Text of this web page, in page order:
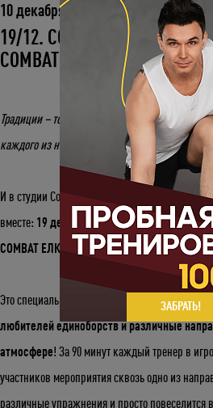
10 декабря 2021
19/12. COMBAT-ЕЛКА –
COMBAT
Традиции – то, что делает любой праздник еще
каждого из нас!
И в студии Combat есть традиция, которая
вместе: 19 декабря в 12:00 специально
COMBAT ЕЛКУ.
Это специальный класс, который
собирает
любителей единоборств и различные
атмосфере! За 90 минут каждый тренер в
участников мероприятия сквозь одно из
различные упражнения и просто повеселится
ЗАБРАТЬ!